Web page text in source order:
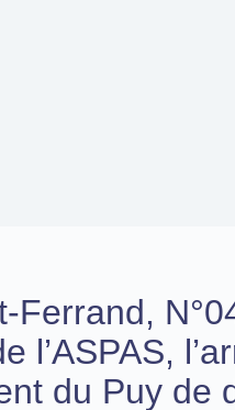
Ferrand,
l’ASPAS,
du Puy de